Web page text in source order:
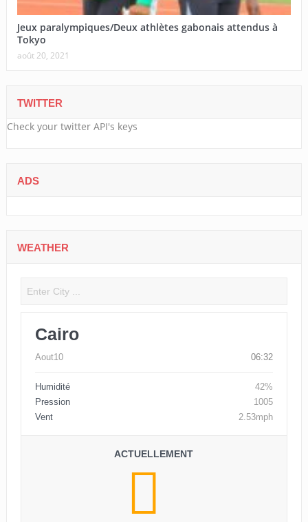
Jeux paralympiques/Deux athlètes gabonais attendus à
Tokyo
août 20, 2021
TWITTER
Check your twitter API's keys
ADS
WEATHER
Cairo
Aout10 06:32
Humidité
42%
Pression
1005
Vent
2.53mph
ACTUELLEMENT